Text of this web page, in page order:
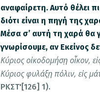
αναφαίρετη. Αυτό θέλει
διότι είναι η πηγή της
Μέσα σ’ αυτή τη χαρά θα
γνωρίσουμε, αν Εκείνος
Κύριος οἰκοδομήσῃ οἶκον,
Κύριος φυλάξῃ πόλιν, εἰς
ΡΚΣΤ'[126] 1).